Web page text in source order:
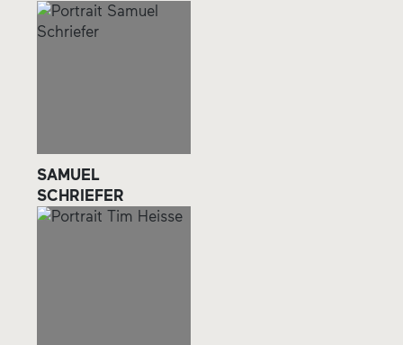
SAMUEL
SCHRIEFER